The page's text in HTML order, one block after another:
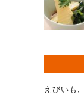
えびいも